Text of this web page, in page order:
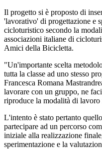
Il progetto si è proposto di
'lavorativo' di progettazione e
cicloturistico secondo la
associazioni italiane di
Amici della Bicicletta.
"Un'importante scelta
tutta la classe ad uno stesso
Francesca Romana
lavorare con un gruppo, ne
riproduce la modalità di lavoro
L'intento è stato pertanto
partecipare ad un percorso
iniziale alla realizzazione
sperimentazione e la